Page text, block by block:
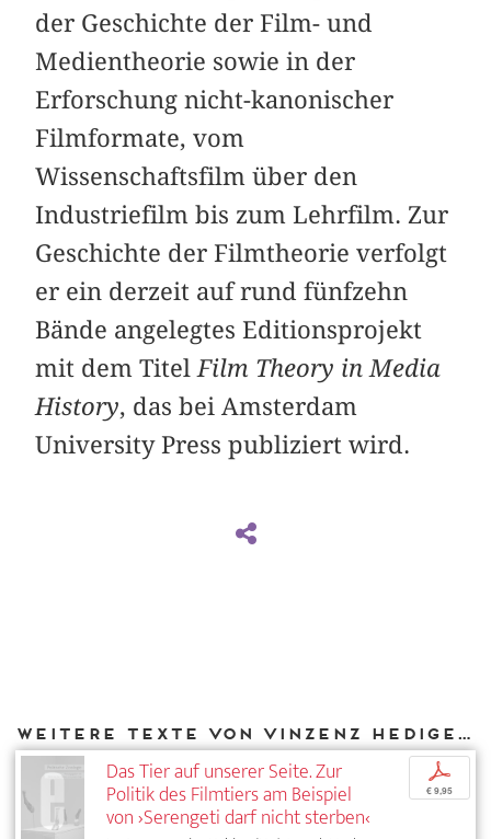
der Geschichte der Film- und
Medientheorie sowie in der
Erforschung nicht-kanonischer
Filmformate, vom
Wissenschaftsfilm über den
Industriefilm bis zum Lehrfilm. Zur
Geschichte der Filmtheorie verfolgt
er ein derzeit auf rund fünfzehn
Bände angelegtes Editionsprojekt
mit dem Titel Film Theory in Media
History, das bei Amsterdam
University Press publiziert wird.
Weitere Texte von Vinzenz Hediger bei DIAPHANES
Das Tier auf unserer Seite. Zur
Politik des Filmtiers am Beispiel
von ›Serengeti darf nicht sterben‹
p
€ 9,95